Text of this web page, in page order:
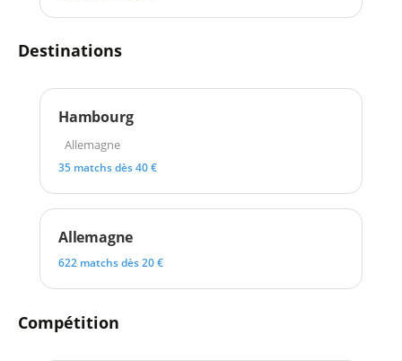
Destinations
Hambourg
Allemagne
35 matchs dès 40 €
Allemagne
622 matchs dès 20 €
Compétition